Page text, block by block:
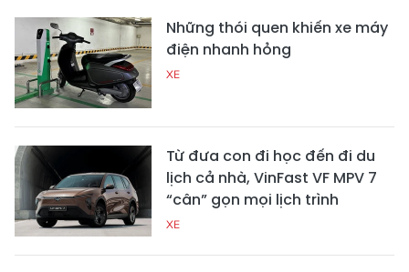
Những thói quen khiến xe máy
điện nhanh hỏng
XE
Từ đưa con đi học đến đi du
lịch cả nhà, VinFast VF MPV 7
“cân” gọn mọi lịch trình
XE